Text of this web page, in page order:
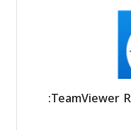
مراجعة تطبيق TeamViewer Remote Control: